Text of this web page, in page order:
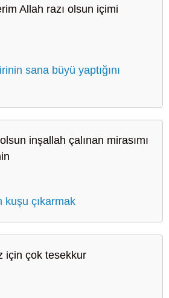
Allah razı olsun içimi
sana büyü yaptığını
inşallah çalınan mirasımı
kuşu çıkarmak
için çok tesekkur